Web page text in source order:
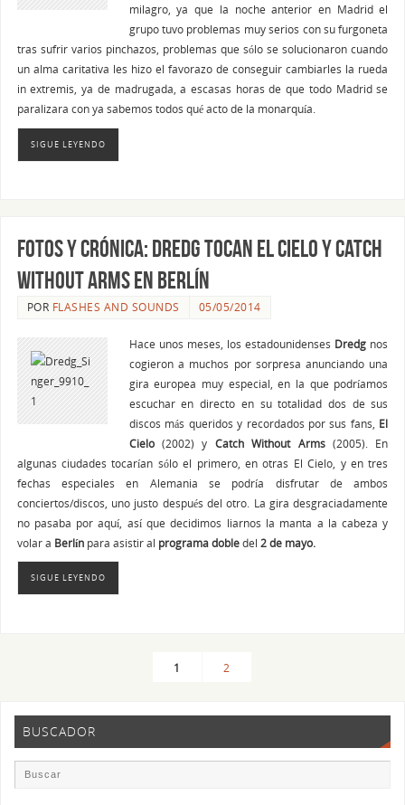
milagro, ya que la noche anterior en Madrid el
grupo tuvo problemas muy serios con su furgoneta
tras sufrir varios pinchazos, problemas que sólo se solucionaron cuando
un alma caritativa les hizo el favorazo de conseguir cambiarles la rueda
in extremis, ya de madrugada, a escasas horas de que todo Madrid se
paralizara con ya sabemos todos qué acto de la monarquía.
SIGUE LEYENDO
FOTOS y CRÓNICA: Dredg tocan El Cielo y Catch
Without Arms en Berlín
POR FLASHES AND SOUNDS 05/05/2014
Hace unos meses, los estadounidenses Dredg nos
cogieron a muchos por sorpresa anunciando una
gira europea muy especial, en la que podríamos
escuchar en directo en su totalidad dos de sus
discos más queridos y recordados por sus fans, El
Cielo(2002) y Catch Without Arms(2005). En
algunas ciudades tocarían sólo el primero, en otras El Cielo, y en tres
fechas especiales en Alemania se podría disfrutar de ambos
conciertos/discos, uno justo después del otro. La gira desgraciadamente
no pasaba por aquí, así que decidimos liarnos la manta a la cabeza y
volar a Berlínpara asistir al programa dobledel 2 de mayo.
SIGUE LEYENDO
1 2
BUSCADOR